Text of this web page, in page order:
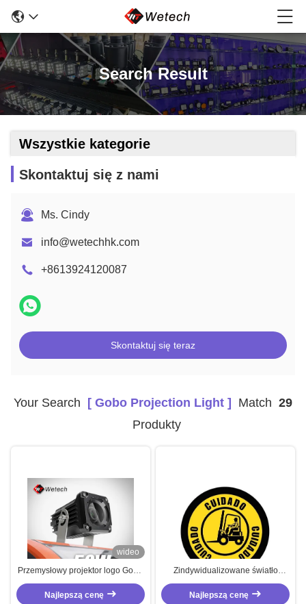
Search Result
Wszystkie kategorie
Skontaktuj się z nami
Ms. Cindy
info@wetechhk.com
+8613924120087
Skontaktuj się teraz
Your Search [ Gobo Projection Light ] Match 29
Produkty
wideo
Przemysłowy projektor logo Gobo
10V - 80V
Najlepszą cenę
Zindywidualizowane światło
projektora IP67 Gobo dla wózka
widłowego
Najlepszą cenę